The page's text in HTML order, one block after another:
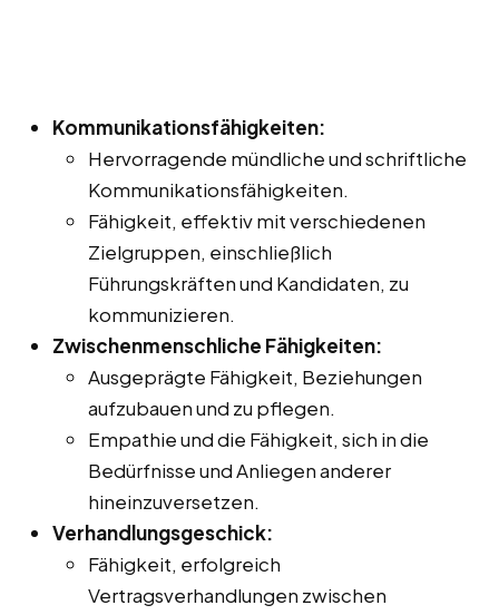
Kommunikationsfähigkeiten:
Hervorragende mündliche und schriftliche
Kommunikationsfähigkeiten.
Fähigkeit, effektiv mit verschiedenen
Zielgruppen, einschließlich
Führungskräften und Kandidaten, zu
kommunizieren.
Zwischenmenschliche Fähigkeiten:
Ausgeprägte Fähigkeit, Beziehungen
aufzubauen und zu pflegen.
Empathie und die Fähigkeit, sich in die
Bedürfnisse und Anliegen anderer
hineinzuversetzen.
Verhandlungsgeschick:
Fähigkeit, erfolgreich
Vertragsverhandlungen zwischen